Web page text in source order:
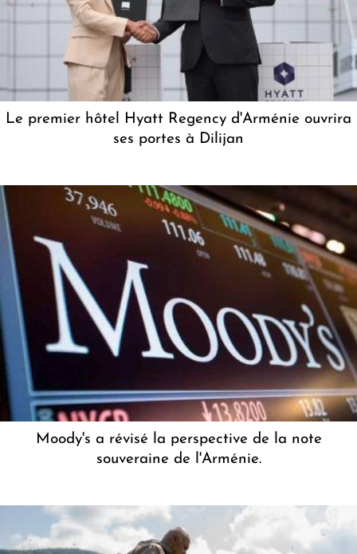
Le premier hôtel Hyatt Regency d'Arménie ouvrira
ses portes à Dilijan
Moody's a révisé la perspective de la note
souveraine de l'Arménie.